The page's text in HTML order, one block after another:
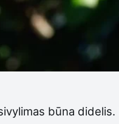
būna didelis.